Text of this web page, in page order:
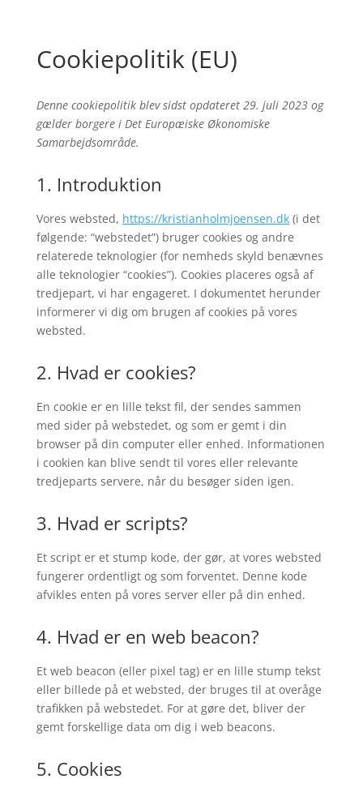
Cookiepolitik (EU)
Denne cookiepolitik blev sidst opdateret 29. juli 2023 og
gælder borgere i Det Europæiske Økonomiske
Samarbejdsområde.
1. Introduktion
Vores websted, https://kristianholmjoensen.dk(i det
følgende: “webstedet”) bruger cookies og andre
relaterede teknologier (for nemheds skyld benævnes
alle teknologier “cookies”). Cookies placeres også af
tredjepart, vi har engageret. I dokumentet herunder
informerer vi dig om brugen af ​​cookies på vores
websted.
2. Hvad er cookies?
En cookie er en lille tekst fil, der sendes sammen
med sider på webstedet, og som er gemt i din
browser på din computer eller enhed. Informationen
i cookien kan blive sendt til vores eller relevante
tredjeparts servere, når du besøger siden igen.
3. Hvad er scripts?
Et script er et stump kode, der gør, at vores websted
fungerer ordentligt og som forventet. Denne kode
afvikles enten på vores server eller på din enhed.
4. Hvad er en web beacon?
Et web beacon (eller pixel tag) er en lille stump tekst
eller billede på et websted, der bruges til at overåge
trafikken på webstedet. For at gøre det, bliver der
gemt forskellige data om dig i web beacons.
5. Cookies